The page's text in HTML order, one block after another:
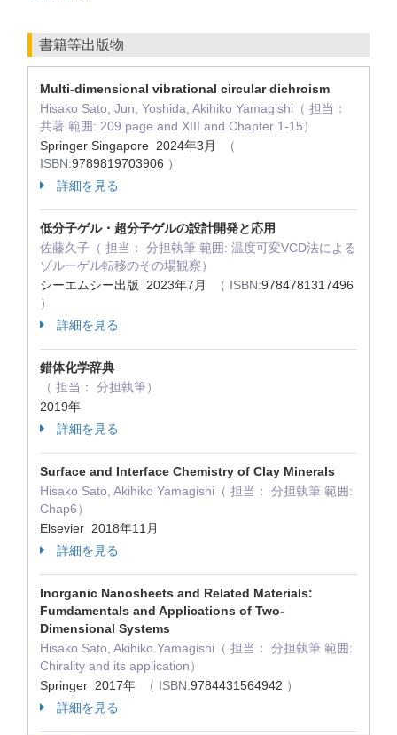
書籍等出版物
Multi-dimensional vibrational circular dichroism
Hisako Sato, Jun, Yoshida, Akihiko Yamagishi（ 担当：
共著 範囲: 209 page and XIII and Chapter 1-15）
Springer Singapore 2024年3月
（
ISBN:9789819703906 ）
詳細を見る
低分子ゲル・超分子ゲルの設計開発と応用
佐藤久子（ 担当： 分担執筆 範囲: 温度可変VCD法による
ゾルーゲル転移のその場観察）
シーエムシー出版 2023年7月
（ ISBN:9784781317496
）
詳細を見る
錯体化学辞典
（ 担当： 分担執筆）
2019年
詳細を見る
Surface and Interface Chemistry of Clay Minerals
Hisako Sato, Akihiko Yamagishi（ 担当： 分担執筆 範囲:
Chap6）
Elsevier 2018年11月
詳細を見る
Inorganic Nanosheets and Related Materials:
Fumdamentals and Applications of Two-
Dimensional Systems
Hisako Sato, Akihiko Yamagishi（ 担当： 分担執筆 範囲:
Chirality and its application）
Springer 2017年
（ ISBN:9784431564942 ）
詳細を見る